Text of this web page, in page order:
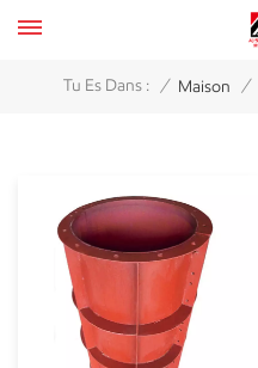
Tu Es Dans : / Maison /